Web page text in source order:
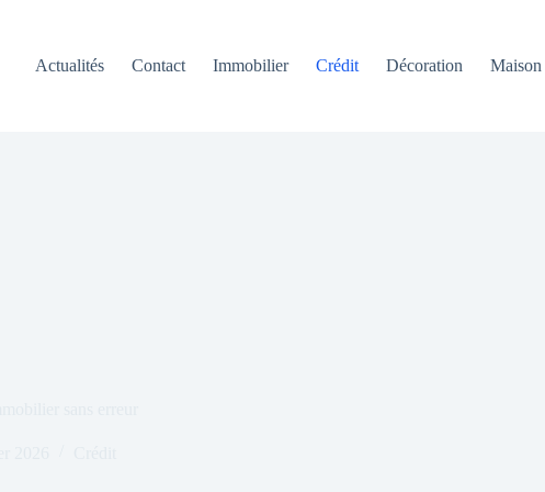
Actualités
Contact Immobilier Crédit Décoration Maison